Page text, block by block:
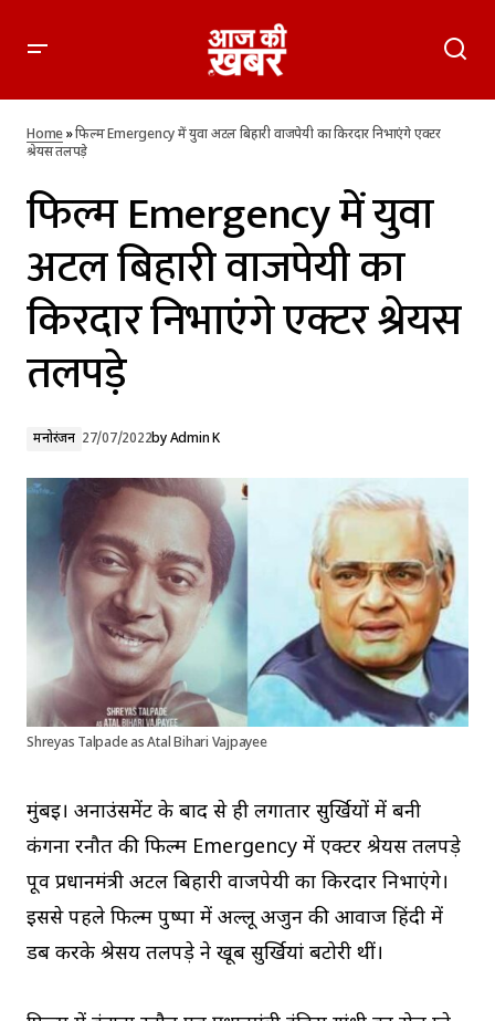
एक्टर श्रेयस तलपड़े
Home»फिल्म Emergency में युवा अटल बिहारी वाजपेयी का किरदार निभाएंगे एक्टर
श्रेयस तलपड़े
फिल्म Emergency में युवा
अटल बिहारी वाजपेयी का
किरदार निभाएंगे एक्टर श्रेयस
तलपड़े
मनोरंजन 27/07/2022byAdmin K
Shreyas Talpade as Atal Bihari Vajpayee
मुंबई। अनाउंसमेंट के बाद से ही लगातार सुर्खियों में बनी
कंगना रनौत की फिल्म Emergency में एक्टर श्रेयस तलपड़े
पूर्व प्रधानमंत्री अटल बिहारी वाजपेयी का किरदार निभाएंगे।
इससे पहले फिल्म पुष्पा में अल्लू अर्जुन की आवाज हिंदी में
डब करके श्रेसय तलपड़े ने खूब सुर्खियां बटोरी थीं।